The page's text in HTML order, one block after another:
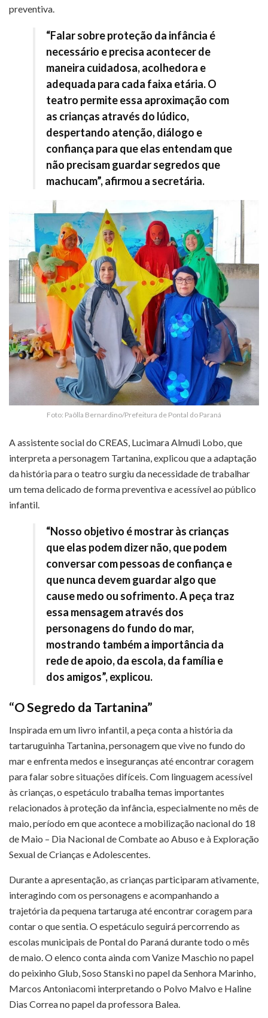
preventiva.
“Falar sobre proteção da infância é
necessário e precisa acontecer de
maneira cuidadosa, acolhedora e
adequada para cada faixa etária. O
teatro permite essa aproximação com
as crianças através do lúdico,
despertando atenção, diálogo e
confiança para que elas entendam que
não precisam guardar segredos que
machucam”, afirmou a secretária.
Foto: Paôlla Bernardino/Prefeitura de Pontal do Paraná
A assistente social do CREAS, Lucimara Almudi Lobo, que
interpreta a personagem Tartanina, explicou que a adaptação
da história para o teatro surgiu da necessidade de trabalhar
um tema delicado de forma preventiva e acessível ao público
infantil.
“Nosso objetivo é mostrar às crianças
que elas podem dizer não, que podem
conversar com pessoas de confiança e
que nunca devem guardar algo que
cause medo ou sofrimento. A peça traz
essa mensagem através dos
personagens do fundo do mar,
mostrando também a importância da
rede de apoio, da escola, da família e
dos amigos”, explicou.
“O Segredo da Tartanina”
Inspirada em um livro infantil, a peça conta a história da
tartaruguinha Tartanina, personagem que vive no fundo do
mar e enfrenta medos e inseguranças até encontrar coragem
para falar sobre situações difíceis. Com linguagem acessível
às crianças, o espetáculo trabalha temas importantes
relacionados à proteção da infância, especialmente no mês de
maio, período em que acontece a mobilização nacional do 18
de Maio – Dia Nacional de Combate ao Abuso e à Exploração
Sexual de Crianças e Adolescentes.
Durante a apresentação, as crianças participaram ativamente,
interagindo com os personagens e acompanhando a
trajetória da pequena tartaruga até encontrar coragem para
contar o que sentia. O espetáculo seguirá percorrendo as
escolas municipais de Pontal do Paraná durante todo o mês
de maio. O elenco conta ainda com Vanize Maschio no papel
do peixinho Glub, Soso Stanski no papel da Senhora Marinho,
Marcos Antoniacomi interpretando o Polvo Malvo e Haline
Dias Correa no papel da professora Balea.